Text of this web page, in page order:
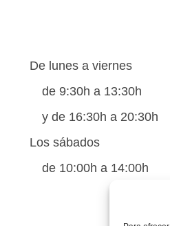
De lunes a viernes
de 9:30h a 13:30h
y de 16:30h a 20:30h
Los sábados
de 10:00h a 14:00h